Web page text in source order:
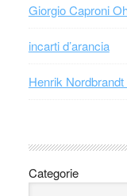
Giorgio Caproni
incarti d’arancia
Henrik Nordbrandt
Categorie